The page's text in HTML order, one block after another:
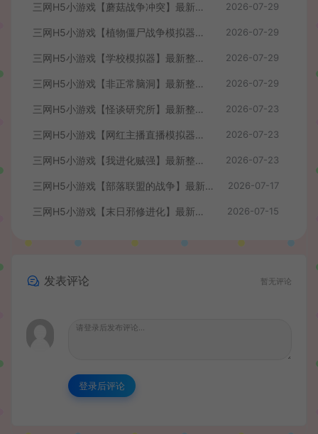
三网H5小游戏【蘑菇战争冲突】最新整理WIN系服务端+Linux手工服务端+详细搭建教程 2026-07-29
三网H5小游戏【植物僵尸战争模拟器】最新整理WIN系服务端+Linux手工服务端+详细搭建教程 2026-07-29
三网H5小游戏【学校模拟器】最新整理WIN系服务端+Linux手工服务端+详细搭建教程 2026-07-29
三网H5小游戏【非正常脑洞】最新整理WIN系服务端+Linux手工服务端+详细搭建教程 2026-07-29
三网H5小游戏【怪谈研究所】最新整理WIN系服务端+Linux手工服务端+详细搭建教程 2026-07-23
三网H5小游戏【网红主播直播模拟器】最新整理WIN系服务端+Linux手工服务端+详细搭建教程 2026-07-23
三网H5小游戏【我进化贼强】最新整理WIN系服务端+Linux手工服务端+详细搭建教程 2026-07-23
三网H5小游戏【部落联盟的战争】最新整理WIN系服务端+Linux手工服务端+详细搭建教程 2026-07-17
三网H5小游戏【末日邪修进化】最新整理WIN系服务端+Linux手工服务端+详细搭建教程 2026-07-15
发表评论 暂无评论
登录后评论